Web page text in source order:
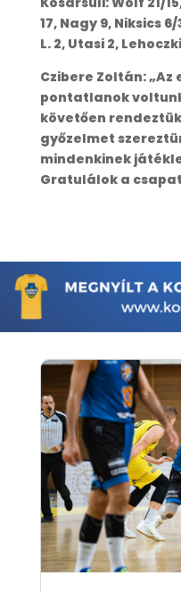
17, Nagy 9, Niksics
L. 2, Utasi 2,
Czibere Zoltán:
pontatlanok
követően
győzelmet
mindenkinek
Gratulálok a